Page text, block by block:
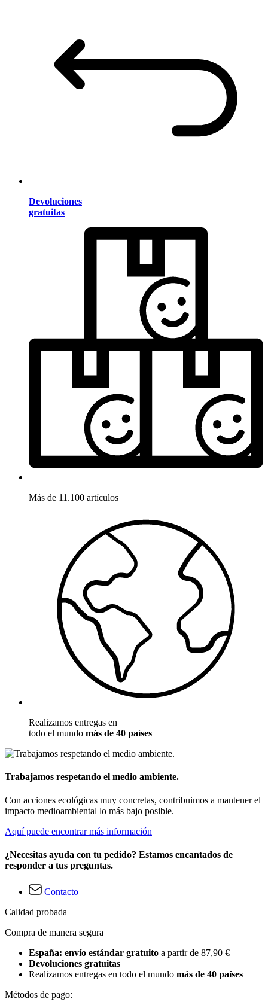
Devoluciones
gratuitas
Más de 11.100 artículos
Realizamos entregas en
todo el mundo más de 40 países
Trabajamos respetando el medio ambiente.
Con acciones ecológicas muy concretas, contribuimos a mantener el
impacto medioambiental lo más bajo posible.
Aquí puede encontrar más información
¿Necesitas ayuda con tu pedido? Estamos encantados de
responder a tus preguntas.
Contacto
Calidad probada
Compra de manera segura
España: envío estándar gratuito a partir de 87,90 €
Devoluciones gratuitas
Realizamos entregas en todo el mundo más de 40 países
Métodos de pago: